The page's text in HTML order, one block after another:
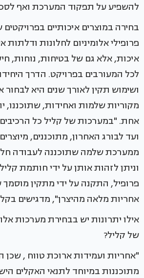
להשפיע על תפקוד המערכת ואף
בחירה במוצרים איכותיים
פרופילי אלומיניום לחלונות ודלתות
איכות, אלא גם של בטיחות, נוחות,
לכל המעורבים בפרויקט. הדרך
ושימוש תקין לאורך שנים היא
מקוריות שלמות ואחידות, שתוכננו,
אחת. "במערכות של קליל כל
ועד לבורג האחרון, מתוכננים,
ממערכת שלמה שתוכננה לעבודה
וניתן לזהות אותן על ידי חותמת
פרופיל, התקנה על ידי מתקין
אחריות מלאה מהיצרן", מדגישים
אילו יתרונות יש בבחירת מערכות
של קליל?
"אחריות ועמידות ארוכת טווח , שכן
מתוכננות במיוחד לתנאי האקלים